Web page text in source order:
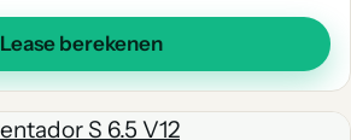
Lease berekenen